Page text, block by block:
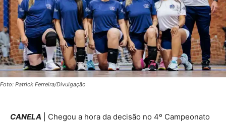
Foto: Patrick Ferreira/Divulgação
CANELA | Chegou a hora da decisão no 4º Campeonato